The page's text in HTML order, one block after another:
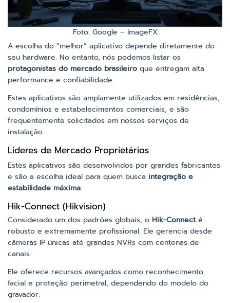
Foto: Google – ImageFX
A escolha do “melhor” aplicativo depende diretamente do
seu hardware. No entanto, nós podemos listar os
protagonistas do mercado brasileiro que entregam alta
performance e confiabilidade.
Estes aplicativos são amplamente utilizados em residências,
condomínios e estabelecimentos comerciais, e são
frequentemente solicitados em nossos serviços de
instalação.
Líderes de Mercado Proprietários
Estes aplicativos são desenvolvidos por grandes fabricantes
e são a escolha ideal para quem busca integração e
estabilidade máxima.
Hik-Connect (Hikvision)
Considerado um dos padrões globais, o Hik-Connecté
robusto e extremamente profissional. Ele gerencia desde
câmeras IP únicas até grandes NVRs com centenas de
canais.
Ele oferece recursos avançados como reconhecimento
facial e proteção perimetral, dependendo do modelo do
gravador.